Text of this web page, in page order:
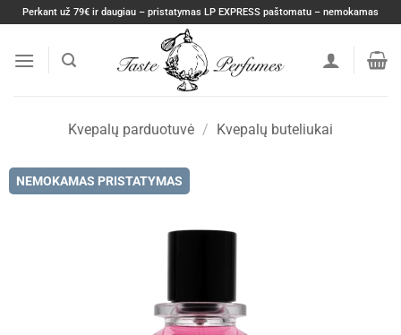
Skip
content
Perkant už 79€ ir daugiau – pristatymas LP EXPRESS paštomatu – nemokamas
Kvepalų parduotuvė / Kvepalų buteliukai
NEMOKAMAS PRISTATYMAS